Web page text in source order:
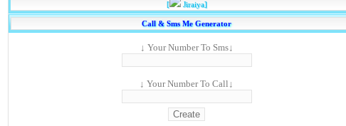
[
Jiraiya]
Call & Sms Me Generator
↓ Your Number To Sms↓
↓ Your Number To Call↓